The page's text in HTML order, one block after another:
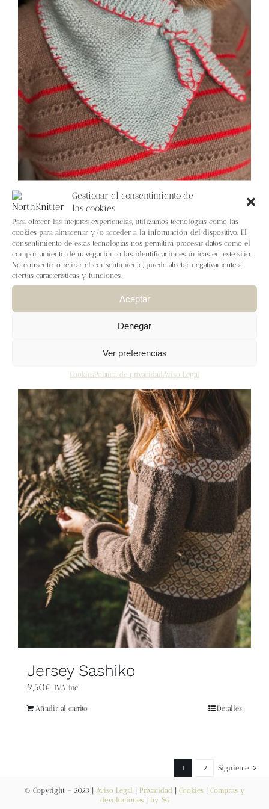
Gestionar el consentimiento de
las cookies
Para ofrecer las mejores experiencias, utilizamos tecnologías como las
cookies para almacenar y/o acceder a la información del dispositivo. El
consentimiento de estas tecnologías nos permitirá procesar datos como el
comportamiento de navegación o las identificaciones únicas en este sitio.
No consentir o retirar el consentimiento, puede afectar negativamente a
ciertas características y funciones.
Aceptar
Denegar
Ver preferencias
CookiesPolítica de privacidad Aviso Legal
Blog
Contacto
Newsletter
Carrito
Mi cuenta
Bandana picnic
7,00€ IVA inc.
Añadir al carrito Detalles
Jersey Sashiko
9,50€ IVA inc.
Añadir al carrito Detalles
1 2 Siguiente
© Copyright – 2023 | Aviso Legal | Privacidad | Cookies| Compras y
devoluciones| by SG